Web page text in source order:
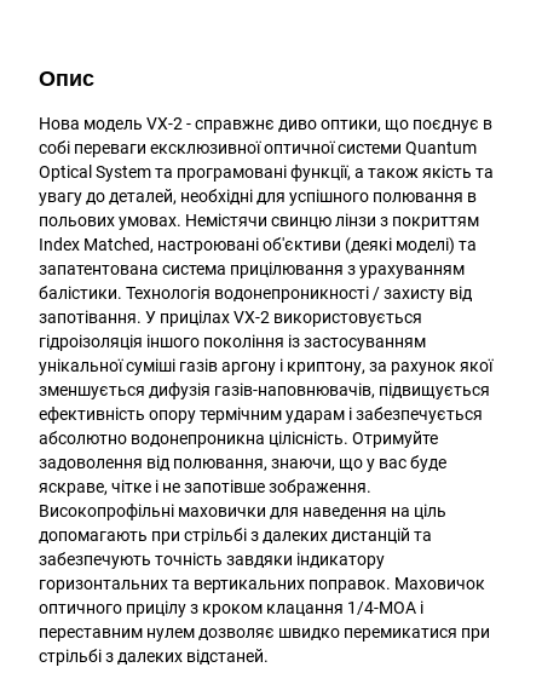
Опис
Нова модель VX-2 - справжнє диво оптики, що поєднує в
собі переваги ексклюзивної оптичної системи Quantum
Optical System та програмовані функції, а також якість та
увагу до деталей, необхідні для успішного полювання в
польових умовах. Немістячи свинцю лінзи з покриттям
Index Matched, настроювані об'єктиви (деякі моделі) та
запатентована система прицілювання з урахуванням
балістики. Технологія водонепроникності / захисту від
запотівання. У прицілах VX-2 використовується
гідроізоляція іншого покоління із застосуванням
унікальної суміші газів аргону і криптону, за рахунок якої
зменшується дифузія газів-наповнювачів, підвищується
ефективність опору термічним ударам і забезпечується
абсолютно водонепроникна цілісність. Отримуйте
задоволення від полювання, знаючи, що у вас буде
яскраве, чітке і не запотівше зображення.
Високопрофільні маховички для наведення на ціль
допомагають при стрільбі з далеких дистанцій та
забезпечують точність завдяки індикатору
горизонтальних та вертикальних поправок. Маховичок
оптичного прицілу з кроком клацання 1/4-MOA і
переставним нулем дозволяє швидко перемикатися при
стрільбі з далеких відстаней.